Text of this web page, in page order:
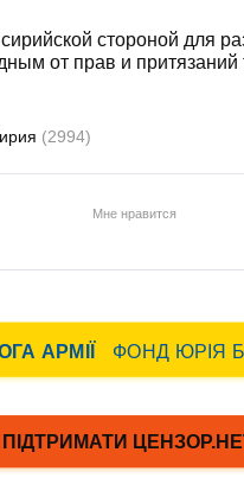
стороной для
от прав и притязаний
(2994)
Мне нравится